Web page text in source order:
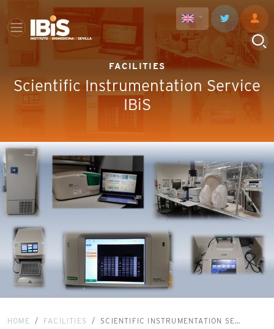
FACILITIES
Scientific Instrumentation Service
IBiS
HOME FACILITIES SCIENTIFIC INSTRUMENTATION SE…